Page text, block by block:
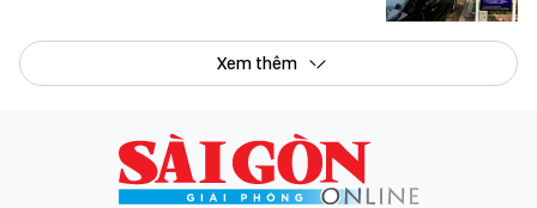
Xem thêm